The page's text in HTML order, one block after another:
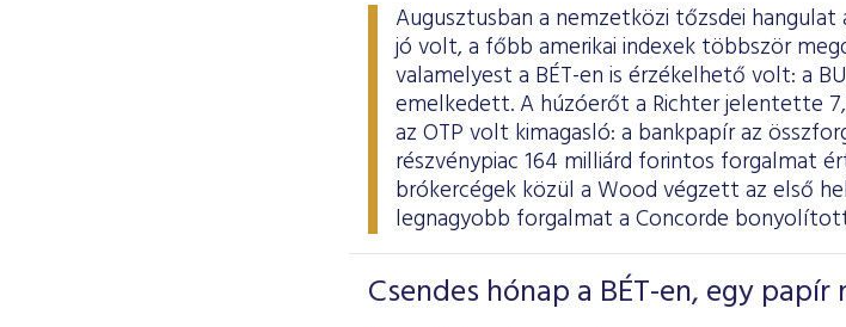
Augusztusban a nemzetközi tőzsdei
jó volt, a főbb amerikai indexek többször
valamelyest a BÉT-en is érzékelhető volt: a
emelkedett. A húzóerőt a Richter jelentette
az OTP volt kimagasló: a bankpapír az
részvénypiac 164 milliárd forintos forgalmat
brókercégek közül a Wood végzett az első
legnagyobb forgalmat a Concorde
Csendes hónap a BÉT-en, egy